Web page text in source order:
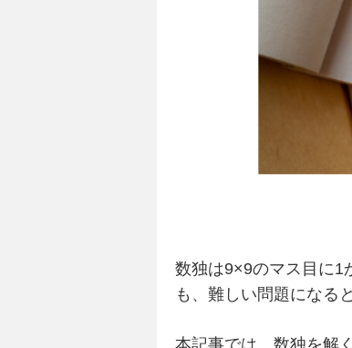
数独は9×9のマス目に1
も、難しい問題になる
本記事では、数独を解